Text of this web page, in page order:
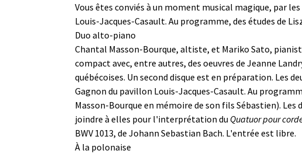
Vous êtes conviés à un moment musical magique, par
Louis-Jacques-Casault. Au programme, des études de
Duo alto-piano
Chantal Masson-Bourque, altiste, et Mariko Sato,
compact avec, entre autres, des oeuvres de Jeanne
québécoises. Un second disque est en préparation. Les
Gagnon du pavillon Louis-Jacques-Casault. Au
Masson-Bourque en mémoire de son fils Sébastien).
joindre à elles pour l'interprétation du Quatuor pour
BWV 1013, de Johann Sebastian Bach. L'entrée est libre.
À la polonaise